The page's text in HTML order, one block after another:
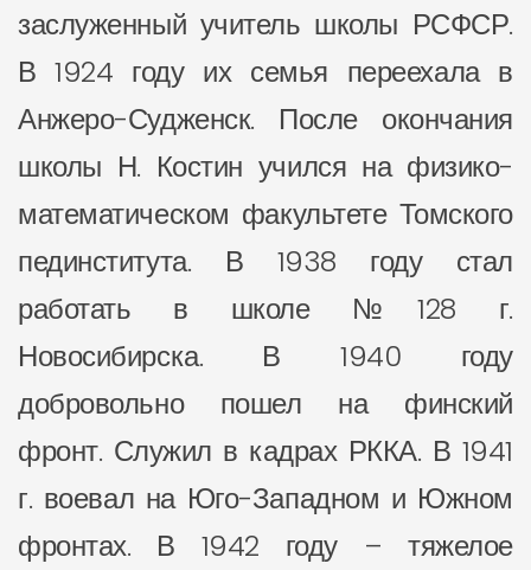
заслуженный учитель школы РСФСР.
В 1924 году их семья переехала в
Анжеро-Судженск. После окончания
школы Н. Костин учился на физико-
математическом факультете Томского
пединститута. В 1938 году стал
работать в школе №128 г.
Новосибирска. В 1940 году
добровольно пошел на финский
фронт. Служил в кадрах РККА. В 1941
г. воевал на Юго-Западном и Южном
фронтах. В 1942 году – тяжелое